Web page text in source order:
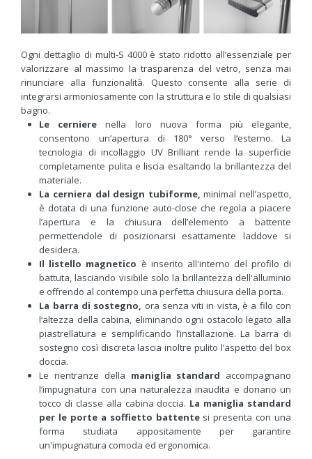
Ogni dettaglio di multi-S 4000 è stato ridotto all’essenziale per
valorizzare al massimo la trasparenza del vetro, senza mai
rinunciare alla funzionalità. Questo consente alla serie di
integrarsi armoniosamente con la struttura e lo stile di qualsiasi
bagno.
Le cerniere nella loro nuova forma più elegante,
consentono un’apertura di 180° verso l‘esterno. La
tecnologia di incollaggio UV Brilliant rende la superficie
completamente pulita e liscia esaltando la brillantezza del
materiale.
La cerniera dal design tubiforme, minimal nell’aspetto,
è dotata di una funzione auto-close che regola a piacere
l’apertura e la chiusura dell’elemento a battente
permettendole di posizionarsi esattamente laddove si
desidera.
Il listello magnetico è inserito all'interno del profilo di
battuta, lasciando visibile solo la brillantezza dell'alluminio
e offrendo al contempo una perfetta chiusura della porta.
La barra di sostegno, ora senza viti in vista, è a filo con
l‘altezza della cabina, eliminando ogni ostacolo legato alla
piastrellatura e semplificando l’installazione. La barra di
sostegno così discreta lascia inoltre pulito l’aspetto del box
doccia.
Le rientranze della maniglia standard accompagnano
l’impugnatura con una naturalezza inaudita e donano un
tocco di classe alla cabina doccia. La maniglia standard
per le porte a soffietto battentesi presenta con una
forma studiata appositamente per garantire
un'impugnatura comoda ed ergonomica.